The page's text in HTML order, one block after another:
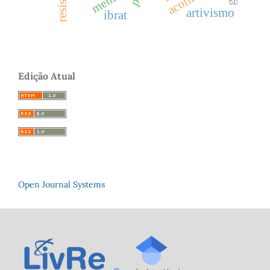
artivismo
ibrat
Edição Atual
Open Journal Systems